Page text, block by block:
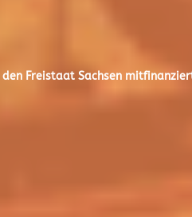
Freistaat Sachsen